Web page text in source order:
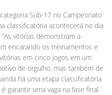
Sub-17 no Campeonato
classificatória acontecerá no dia
vitórias demonstram a
encarando os treinamentos e
em cinco jogos em um
de orgulho, mas também de
há uma etapa classificatória
garantir uma vaga na fase final.